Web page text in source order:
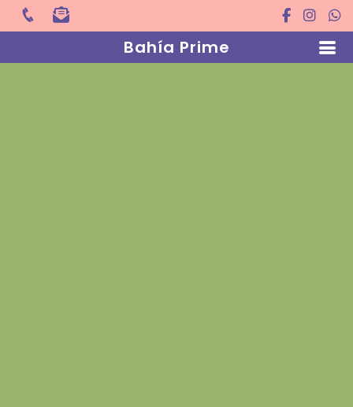
Bahía Prime